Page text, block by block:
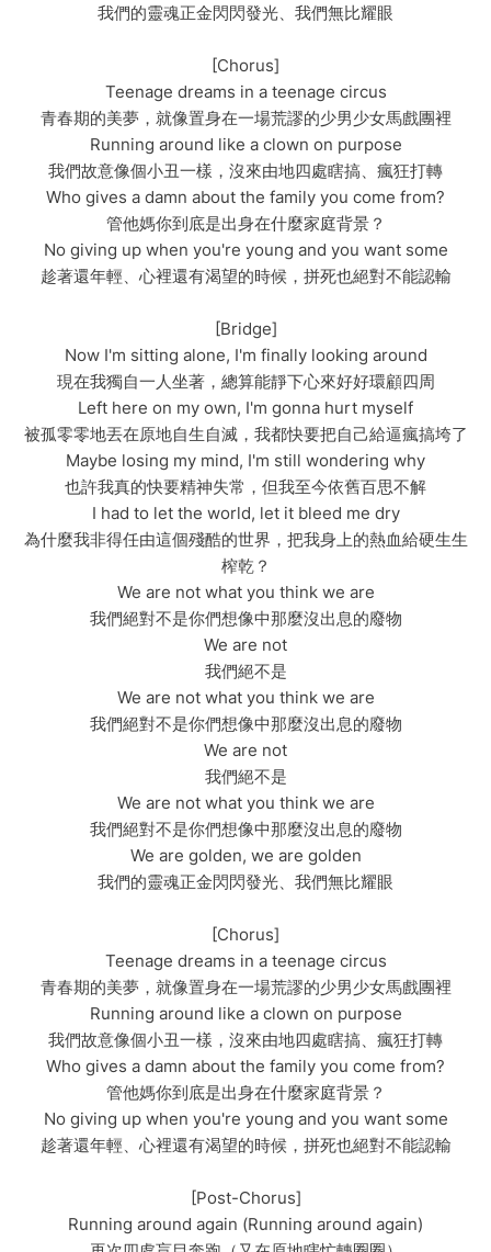
我們的靈魂正金閃閃發光、我們無比耀眼
[Chorus]
Teenage dreams in a teenage circus
青春期的美夢，就像置身在一場荒謬的少男少女馬戲團裡
Running around like a clown on purpose
我們故意像個小丑一樣，沒來由地四處瞎搞、瘋狂打轉
Who gives a damn about the family you come from?
管他媽你到底是出身在什麼家庭背景？
No giving up when you're young and you want some
趁著還年輕、心裡還有渴望的時候，拼死也絕對不能認輸
[Bridge]
Now I'm sitting alone, I'm finally looking around
現在我獨自一人坐著，總算能靜下心來好好環顧四周
Left here on my own, I'm gonna hurt myself
被孤零零地丟在原地自生自滅，我都快要把自己給逼瘋搞垮了
Maybe losing my mind, I'm still wondering why
也許我真的快要精神失常，但我至今依舊百思不解
I had to let the world, let it bleed me dry
為什麼我非得任由這個殘酷的世界，把我身上的熱血給硬生生
榨乾？
We are not what you think we are
我們絕對不是你們想像中那麼沒出息的廢物
We are not
我們絕不是
We are not what you think we are
我們絕對不是你們想像中那麼沒出息的廢物
We are not
我們絕不是
We are not what you think we are
我們絕對不是你們想像中那麼沒出息的廢物
We are golden, we are golden
我們的靈魂正金閃閃發光、我們無比耀眼
[Chorus]
Teenage dreams in a teenage circus
青春期的美夢，就像置身在一場荒謬的少男少女馬戲團裡
Running around like a clown on purpose
我們故意像個小丑一樣，沒來由地四處瞎搞、瘋狂打轉
Who gives a damn about the family you come from?
管他媽你到底是出身在什麼家庭背景？
No giving up when you're young and you want some
趁著還年輕、心裡還有渴望的時候，拼死也絕對不能認輸
[Post-Chorus]
Running around again (Running around again)